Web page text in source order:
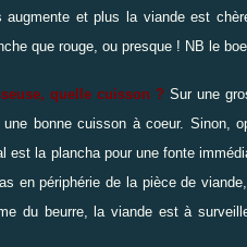
augmente et plus la viande est
que rouge, ou presque ! NB le
quelle cuisson ? Sur une
une bonne cuisson à coeur. Sinon,
est la plancha pour une fonte
en périphérie de la pièce de
du beurre, la viande est à